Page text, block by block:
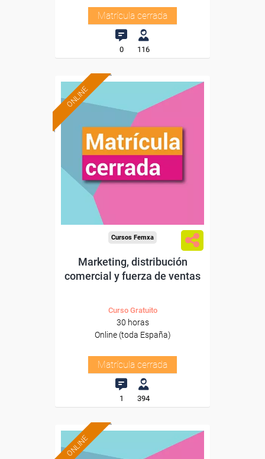
Matrícula cerrada
0 116
ONLINE
Cursos Femxa
Marketing, distribución
comercial y fuerza de ventas
Curso Gratuito
30 horas
Online (toda España)
Matrícula cerrada
1 394
ONLINE